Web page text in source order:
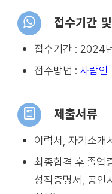
접수기간
접수기간 : 2024
접수방법 : 사람인
제출서류
이력서, 자기소개
최종합격 후 졸업
성적증명서, 공인